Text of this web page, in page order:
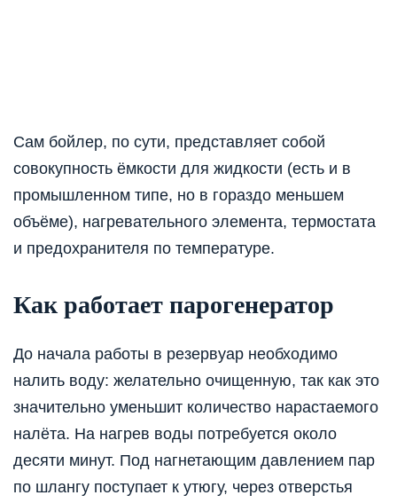
Сам бойлер, по сути, представляет собой
совокупность ёмкости для жидкости (есть и в
промышленном типе, но в гораздо меньшем
объёме), нагревательного элемента, термостата
и предохранителя по температуре.
Как работает парогенератор
До начала работы в резервуар необходимо
налить воду: желательно очищенную, так как это
значительно уменьшит количество нарастаемого
налёта. На нагрев воды потребуется около
десяти минут. Под нагнетающим давлением пар
по шлангу поступает к утюгу, через отверстья